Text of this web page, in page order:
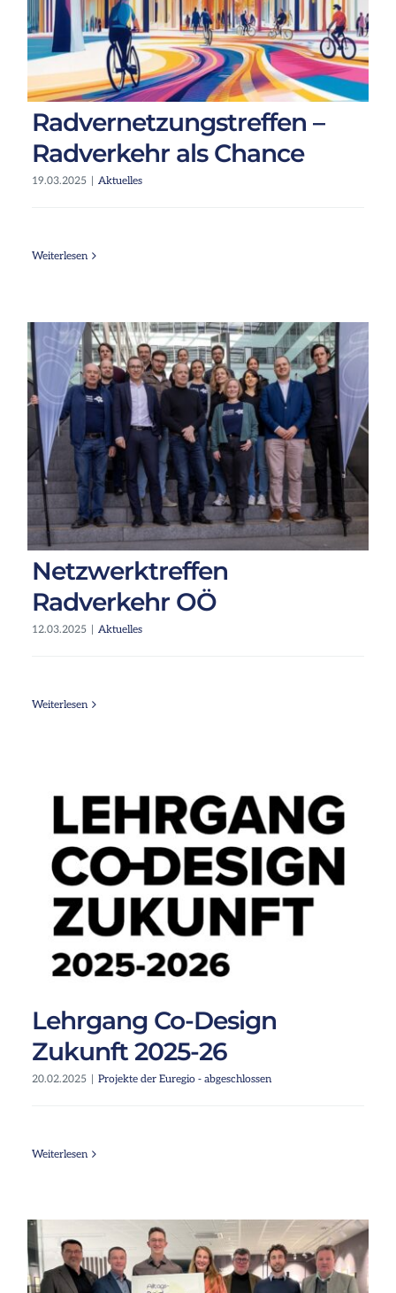
Radvernetzungstreffen –
Radverkehr als Chance
19.03.2025 | Aktuelles
Weiterlesen
Netzwerktreffen
Radverkehr OÖ
12.03.2025 | Aktuelles
Weiterlesen
Lehrgang Co-Design
Zukunft 2025-26
20.02.2025 | Projekte der Euregio - abgeschlossen
Weiterlesen